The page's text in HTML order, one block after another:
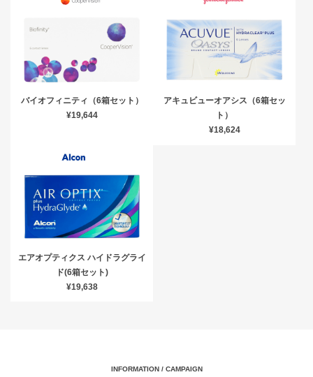
バイオフィニティ（6箱セット）
¥19,644
アキュビューオアシス（6箱セッ
ト）
¥18,624
エアオプティクス ハイドラグライ
ド(6箱セット)
¥19,638
INFORMATION / CAMPAIGN